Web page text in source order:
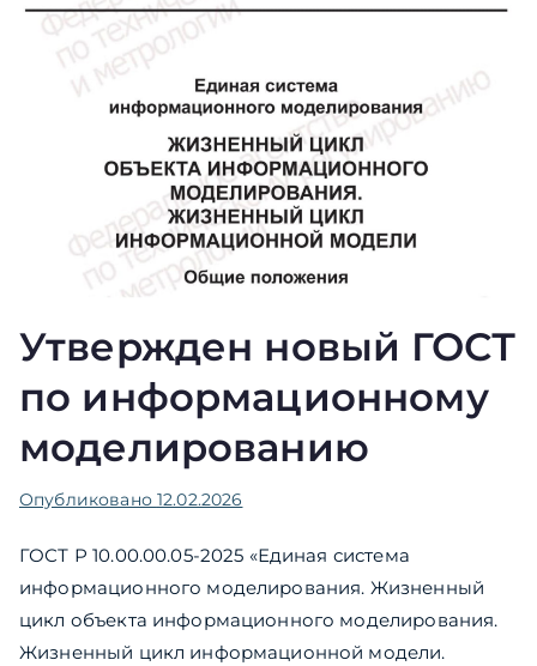
Утвержден новый ГОСТ
по информационному
моделированию
Опубликовано 12.02.2026
ГОСТ Р 10.00.00.05-2025 «Единая система
информационного моделирования. Жизненный
цикл объекта информационного моделирования.
Жизненный цикл информационной модели.